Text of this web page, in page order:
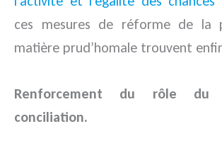
ces mesures de réforme de la
matière prud’homale trouvent
Renforcement du rôle du
conciliation.